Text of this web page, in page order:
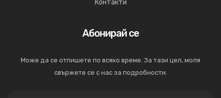
Контакти
Абонирай се
Може да се отпишете по всяко време. За тази цел, моля
свържете се с нас за подробности.